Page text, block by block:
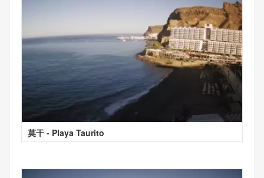
莫干 - Playa Taurito